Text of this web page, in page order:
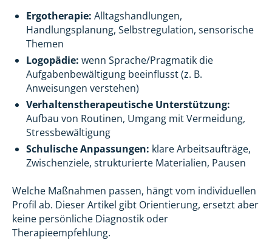
Ergotherapie: Alltagshandlungen,
Handlungsplanung, Selbstregulation, sensorische
Themen
Logopädie: wenn Sprache/Pragmatik die
Aufgabenbewältigung beeinflusst (z. B.
Anweisungen verstehen)
Verhaltenstherapeutische Unterstützung:
Aufbau von Routinen, Umgang mit Vermeidung,
Stressbewältigung
Schulische Anpassungen: klare Arbeitsaufträge,
Zwischenziele, strukturierte Materialien, Pausen
Welche Maßnahmen passen, hängt vom individuellen
Profil ab. Dieser Artikel gibt Orientierung, ersetzt aber
keine persönliche Diagnostik oder
Therapieempfehlung.